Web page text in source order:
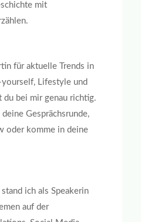
mit
für aktuelle Trends in
Lifestyle und
du bei mir genau richtig.
Gesprächsrunde,
oder komme in deine
ich als Speakerin
auf der